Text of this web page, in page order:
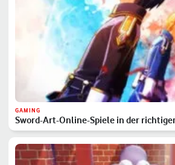
GAMING
Sword-Art-Online-Spiele in der